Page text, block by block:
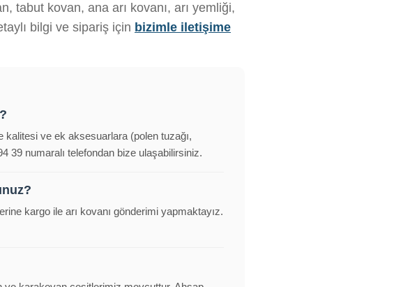
tabut kovan, ana arı kovanı, arı yemliği,
bilgi ve sipariş için bizimle iletişime
kalitesi ve ek aksesuarlara (polen tuzağı,
39 numaralı telefondan bize ulaşabilirsiniz.
kargo ile arı kovanı gönderimi yapmaktayız.